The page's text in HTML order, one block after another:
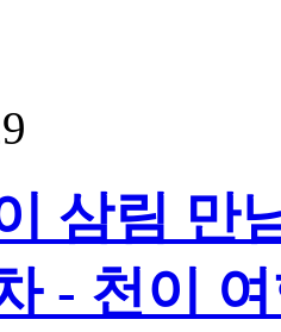
삼림 만
- 천이